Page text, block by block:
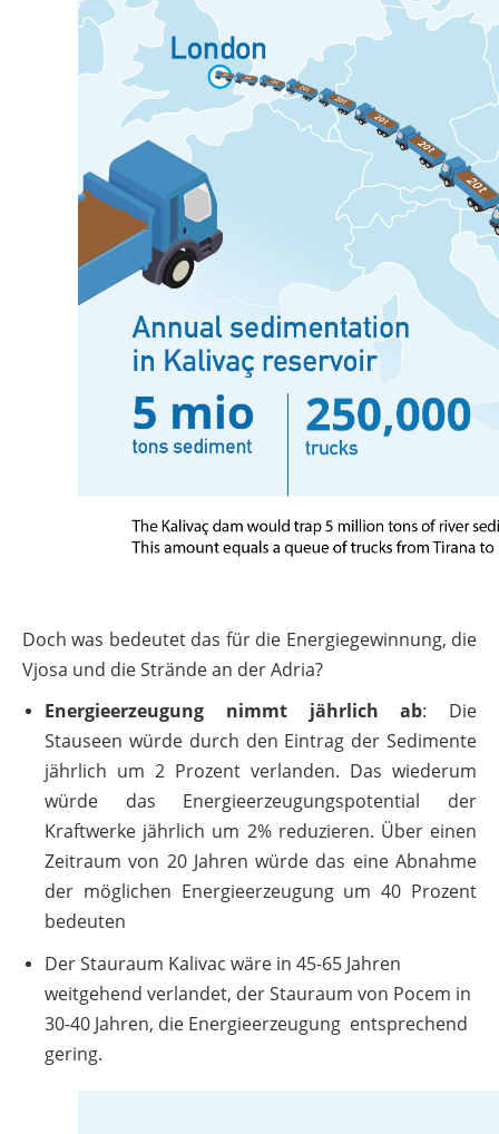
Doch was bedeutet das für die Energiegewinnung, die
Vjosa und die Strände an der Adria?
Energieerzeugung nimmt jährlich ab: Die
Stauseen würde durch den Eintrag der Sedimente
jährlich um 2 Prozent verlanden. Das wiederum
würde das Energieerzeugungspotential der
Kraftwerke jährlich um 2% reduzieren. Über einen
Zeitraum von 20 Jahren würde das eine Abnahme
der möglichen Energieerzeugung um 40 Prozent
bedeuten
Der Stauraum Kalivac wäre in 45-65 Jahren
weitgehend verlandet, der Stauraum von Pocem in
30-40 Jahren, die Energieerzeugung entsprechend
gering.